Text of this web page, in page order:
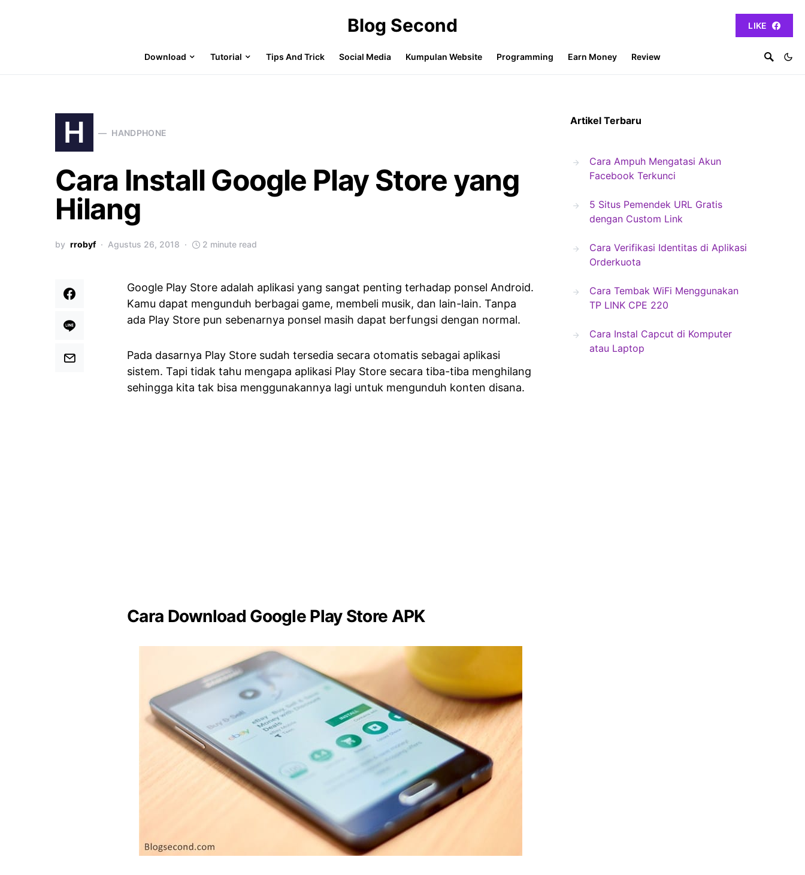
Blog Second LIKE
Download Tutorial Tips And Trick Social Media Kumpulan Website Programming Earn Money Review
H HANDPHONE
Cara Install Google Play Store yang
Hilang
by rrobyf Agustus 26, 2018 2 minute read
Google Play Store adalah aplikasi yang sangat penting terhadap ponsel Android.
Kamu dapat mengunduh berbagai game, membeli musik, dan lain-lain. Tanpa
ada Play Store pun sebenarnya ponsel masih dapat berfungsi dengan normal.
Pada dasarnya Play Store sudah tersedia secara otomatis sebagai aplikasi
sistem. Tapi tidak tahu mengapa aplikasi Play Store secara tiba-tiba menghilang
sehingga kita tak bisa menggunakannya lagi untuk mengunduh konten disana.
Cara Download Google Play Store APK
Artikel Terbaru
Cara Ampuh Mengatasi Akun
Facebook Terkunci
5 Situs Pemendek URL Gratis
dengan Custom Link
Cara Verifikasi Identitas di Aplikasi
Orderkuota
Cara Tembak WiFi Menggunakan
TP LINK CPE 220
Cara Instal Capcut di Komputer
atau Laptop